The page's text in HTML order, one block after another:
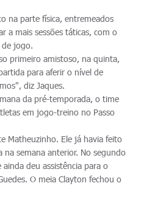
na parte física, entremeados
a mais sessões táticas, com o
de jogo.
primeiro amistoso, na quinta,
para aferir o nível de
diz Jaques.
da pré-temporada, o time
em jogo-treino no Passo
Matheuzinho. Ele já havia feito
na semana anterior. No segundo
deu assistência para o
O meia Clayton fechou o